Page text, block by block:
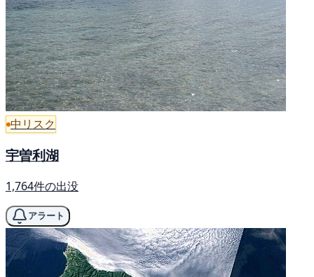
中リスク
宇曽利湖
1,764件の出没
アラート